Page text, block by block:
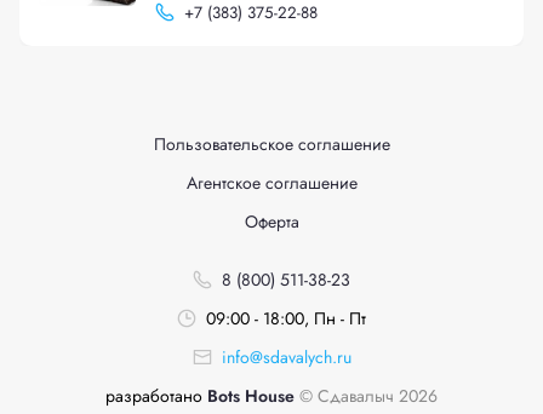
+7 (383) 375-22-88
Пользовательское соглашение
Агентское соглашение
Оферта
8 (800) 511-38-23
09:00 - 18:00, Пн - Пт
info@sdavalych.ru
разработано Bots House © Сдавалыч 2026